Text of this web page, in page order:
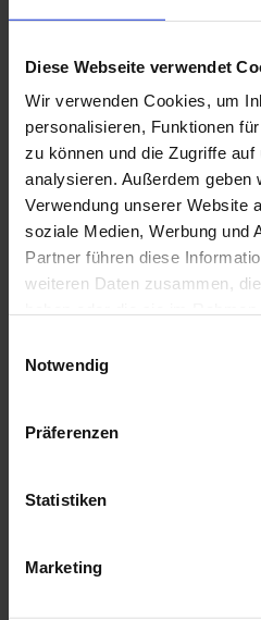
Diese Webseite verwendet
Wir verwenden Cookies, um
personalisieren, Funktionen
zu können und die Zugriffe
analysieren. Außerdem geben
Verwendung unserer Website
soziale Medien, Werbung und
Partner führen diese
weiteren Daten zusammen,
Notwendig
Präferenzen
Statistiken
Marketing
REIFEN- UND
SIEGEN
Eine runde Sache: unsere
Räderangebote. Die
und bei jedem Wetter
oder Kompletträder – bei
Reifenangeboten
hinaus bieten wir Ihnen